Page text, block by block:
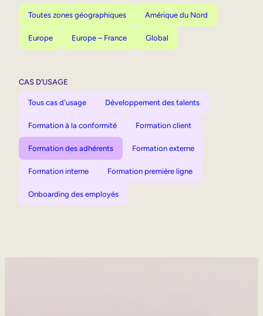
Toutes zones géographiques Amérique du Nord
Europe Europe – France Global
CAS D’USAGE
Tous cas d'usage Développement des talents
Formation à la conformité Formation client
Formation des adhérents Formation externe
Formation interne Formation première ligne
Onboarding des employés